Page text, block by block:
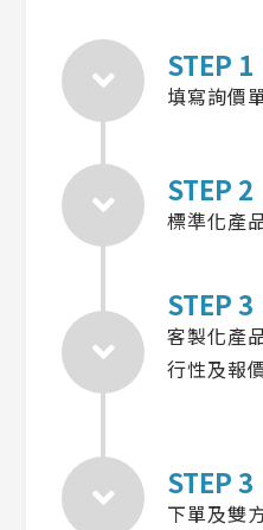
STEP 1
填寫詢價
STEP 2
標準化產
STEP 3
客製化產
行性及報
STEP 3
下單及雙